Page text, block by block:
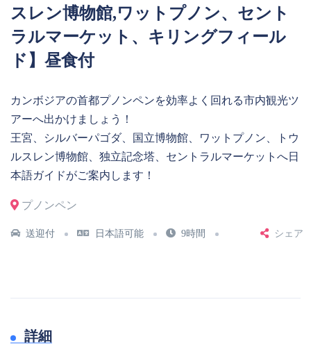
スレン博物館,ワットプノン、セント
ラルマーケット、キリングフィール
ド】昼食付
カンボジアの首都プノンペンを効率よく回れる市内観光ツ
アーへ出かけましょう！
王宮、シルバーパゴダ、国立博物館、ワットプノン、トウ
ルスレン博物館、独立記念塔、セントラルマーケットへ日
本語ガイドがご案内します！
プノンペン
送迎付 日本語可能 9時間 シェア
詳細